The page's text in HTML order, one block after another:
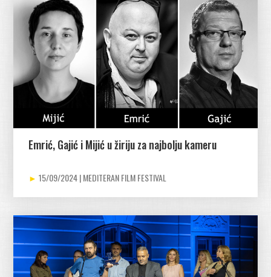
Emrić, Gajić i Mijić u žiriju za najbolju kameru
15/09/2024